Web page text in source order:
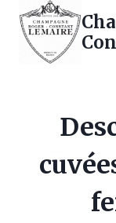
Saltar
contenido